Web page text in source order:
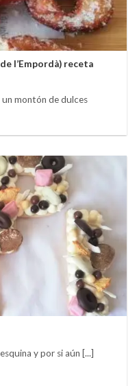
l’Empordà) receta
un montón de dulces
y por si aún [...]